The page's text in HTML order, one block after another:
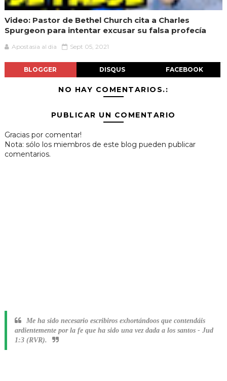
Video: Pastor de Bethel Church cita a Charles
Spurgeon para intentar excusar su falsa profecía
Apostasia al dia Sept 05, 2021
BLOGGER DISQUS FACEBOOK
NO HAY COMENTARIOS.:
PUBLICAR UN COMENTARIO
Gracias por comentar!
Nota: sólo los miembros de este blog pueden publicar
comentarios.
Me ha sido necesario escribiros exhortándoos que contendáis
ardientemente por la fe que ha sido una vez dada a los santos - Jud
1:3 (RVR).